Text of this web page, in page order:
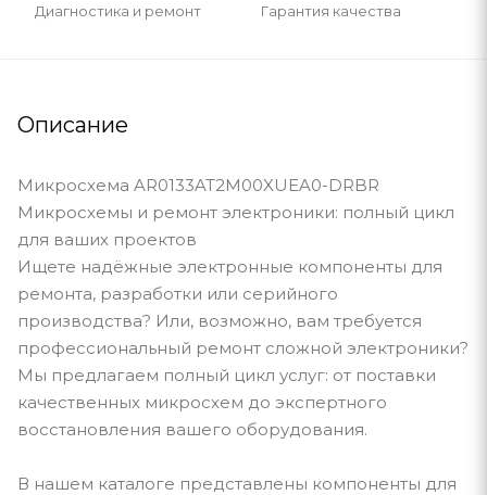
Диагностика и ремонт Гарантия качества
Описание
Микросхема AR0133AT2M00XUEA0-DRBR
Микросхемы и ремонт электроники: полный цикл
для ваших проектов
Ищете надёжные электронные компоненты для
ремонта, разработки или серийного
производства? Или, возможно, вам требуется
профессиональный ремонт сложной электроники?
Мы предлагаем полный цикл услуг: от поставки
качественных микросхем до экспертного
восстановления вашего оборудования.
В нашем каталоге представлены компоненты для